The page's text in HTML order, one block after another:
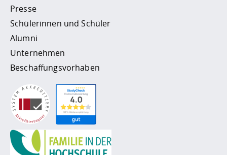
Presse
Schülerinnen und Schüler
Alumni
Unternehmen
Beschaffungsvorhaben